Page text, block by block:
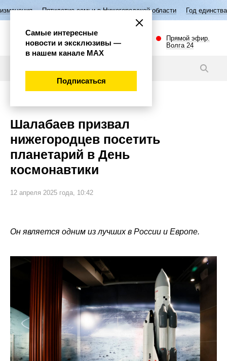
семьи в Нижегородской области Год единства народов России
Прямой эфир.
Волга 24
Шалабаев призвал
нижегородцев посетить
планетарий в День
космонавтики
12 апреля 2025 года, 10:42
Он является одним из лучших в России и Европе.
Самые интересные
новости и эксклюзивы —
в нашем канале МАХ
Подписаться